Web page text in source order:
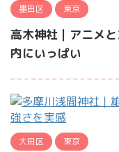
墨田区 東京
高木神社｜アニメ
内にいっぱい
大田区 東京